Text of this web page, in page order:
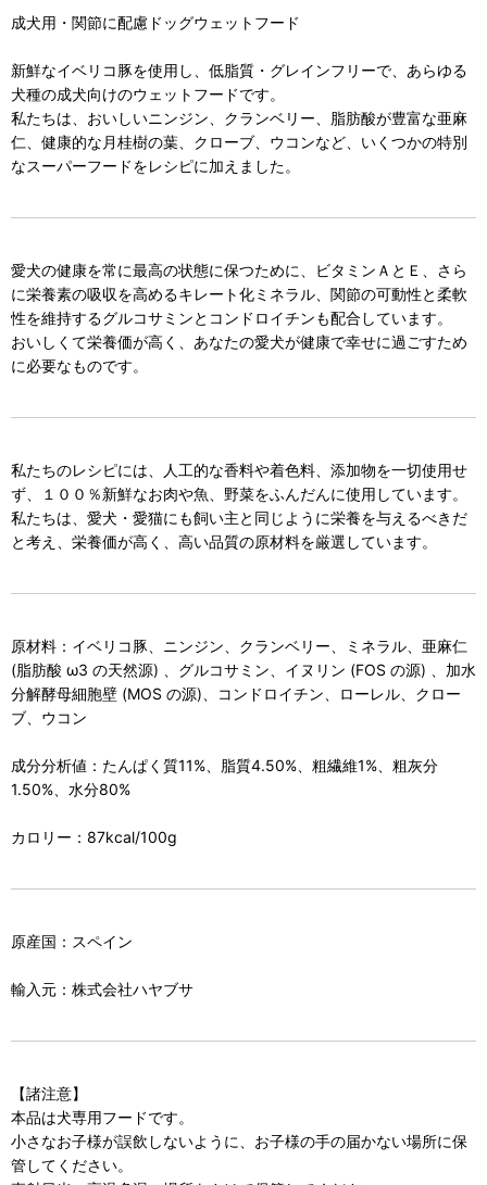
成犬用・関節に配慮ドッグウェットフード
新鮮なイベリコ豚を使用し、低脂質・グレインフリーで、あらゆる
犬種の成犬向けのウェットフードです。
私たちは、おいしいニンジン、クランベリー、脂肪酸が豊富な亜麻
仁、健康的な月桂樹の葉、クローブ、ウコンなど、いくつかの特別
なスーパーフードをレシピに加えました。
愛犬の健康を常に最高の状態に保つために、ビタミンＡとＥ、さら
に栄養素の吸収を高めるキレート化ミネラル、関節の可動性と柔軟
性を維持するグルコサミンとコンドロイチンも配合しています。
おいしくて栄養価が高く、あなたの愛犬が健康で幸せに過ごすため
に必要なものです。
私たちのレシピには、人工的な香料や着色料、添加物を一切使用せ
ず、１００％新鮮なお肉や魚、野菜をふんだんに使用しています。
私たちは、愛犬・愛猫にも飼い主と同じように栄養を与えるべきだ
と考え、栄養価が高く、高い品質の原材料を厳選しています。
原材料：イベリコ豚、ニンジン、クランベリー、ミネラル、亜麻仁
(脂肪酸 ω3 の天然源) 、グルコサミン、イヌリン (FOS の源) 、加水
分解酵母細胞壁 (MOS の源)、コンドロイチン、ローレル、クロー
ブ、ウコン
成分分析値：たんぱく質11%、脂質4.50%、粗繊維1%、粗灰分
1.50%、水分80%
カロリー：87kcal/100g
原産国：スペイン
輸入元：株式会社ハヤブサ
【諸注意】
本品は犬専用フードです。
小さなお子様が誤飲しないように、お子様の手の届かない場所に保
管してください。